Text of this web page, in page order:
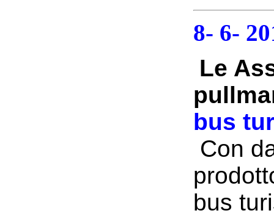
8- 6-
Le
bus
Con
bus